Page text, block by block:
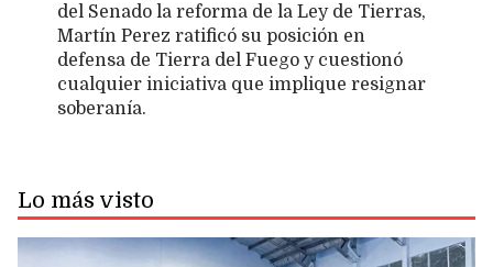
del Senado la reforma de la Ley de Tierras,
Martín Perez ratificó su posición en
defensa de Tierra del Fuego y cuestionó
cualquier iniciativa que implique resignar
soberanía.
Lo más visto